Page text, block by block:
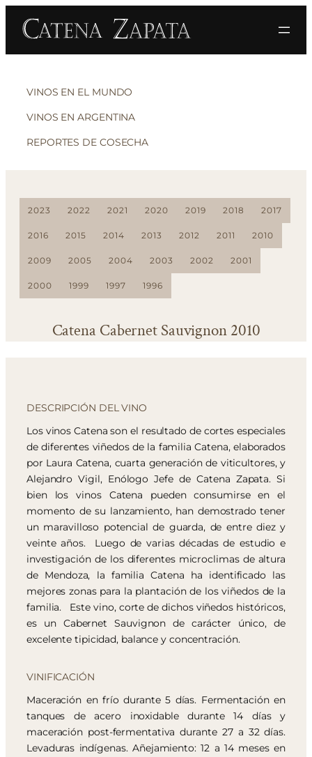
VINOS EN EL MUNDO
VINOS EN ARGENTINA
REPORTES DE COSECHA
2023 2022 2021 2020 2019 2018 2017
2016 2015 2014 2013 2012 2011 2010
2009 2005 2004 2003 2002 2001
2000 1999 1997 1996
Catena Cabernet Sauvignon 2010
DESCRIPCIÓN DEL VINO
Los vinos Catena son el resultado de cortes especiales
de diferentes viñedos de la familia Catena, elaborados
por Laura Catena, cuarta generación de viticultores, y
Alejandro Vigil, Enólogo Jefe de Catena Zapata. Si
bien los vinos Catena pueden consumirse en el
momento de su lanzamiento, han demostrado tener
un maravilloso potencial de guarda, de entre diez y
veinte años. Luego de varias décadas de estudio e
investigación de los diferentes microclimas de altura
de Mendoza, la familia Catena ha identificado las
mejores zonas para la plantación de los viñedos de la
familia. Este vino, corte de dichos viñedos históricos,
es un Cabernet Sauvignon de carácter único, de
excelente tipicidad, balance y concentración.
VINIFICACIÓN
Maceración en frío durante 5 días. Fermentación en
tanques de acero inoxidable durante 14 días y
maceración post-fermentativa durante 27 a 32 días.
Levaduras indígenas. Añejamiento: 12 a 14 meses en